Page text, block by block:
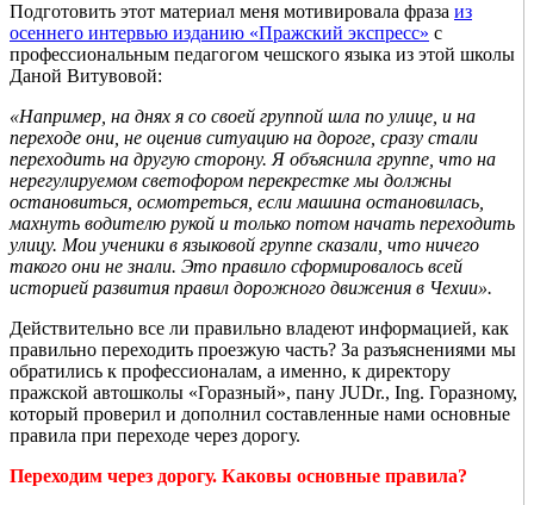
Подготовить этот материал меня мотивировала фраза из
осеннего интервью изданию «Пражский экспресс» с
профессиональным педагогом чешского языка из этой школы
Даной Витувовой:
«Например, на днях я со своей группой шла по улице, и на
переходе они, не оценив ситуацию на дороге, сразу стали
переходить на другую сторону. Я объяснила группе, что на
нерегулируемом светофором перекрестке мы должны
остановиться, осмотреться, если машина остановилась,
махнуть водителю рукой и только потом начать переходить
улицу. Мои ученики в языковой группе сказали, что ничего
такого они не знали. Это правило сформировалось всей
историей развития правил дорожного движения в Чехии».
Действительно все ли правильно владеют информацией, как
правильно переходить проезжую часть? За разъяснениями мы
обратились к профессионалам, а именно, к директору
пражской автошколы «Горазный», пану JUDr., Ing. Горазному,
который проверил и дополнил составленные нами основные
правила при переходе через дорогу.
Переходим через дорогу. Каковы основные правила?